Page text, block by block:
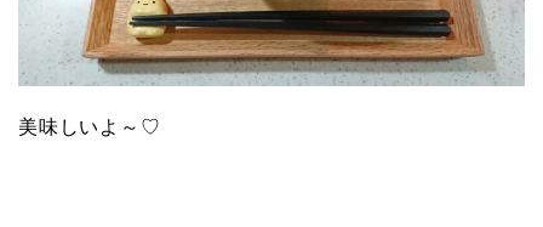
美味しいよ～♡